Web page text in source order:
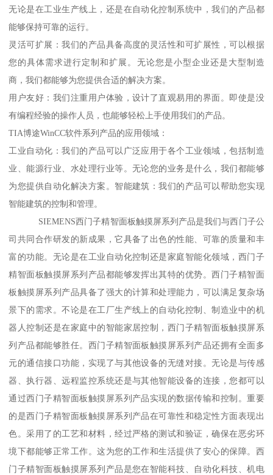
无论是在工业生产线上，还是在自动化控制系统中，我们的产品都
能够保持可靠的运行。
灵活可扩展：我们的产品具备高度的灵活性和可扩展性，可以根据
您的具体需求进行定制和扩展。无论您是小型企业还是大型制造
商，我们都能够为您提供合适的解决方案。
用户友好：我们注重用户体验，设计了直观易用的界面。即使是没
有编程经验的操作人员，也能够轻松上手使用我们的产品。
TIA博途WinCC软件系列产品的应用领域：
工业自动化：我们的产品可以广泛应用于各个工业领域，包括制造
业、能源行业、水处理行业等。无论您的业务是什么，我们都能够
为您提供自动化解决方案。智能建筑：我们的产品可以帮助您实现
智能建筑的控制和管理。
SIEMENS西门子精智面板触摸屏系列产品是我们与西门子公
司共同合作研发的新成果，它具备了出色的性能、可靠的质量和丰
富的功能。无论是在工业自动化控制还是家庭智能化领域，西门子
精智面板触摸屏系列产品都能够发挥出其特的优势。西门子精智面
板触摸屏系列产品具备了强大的计算和处理能力，可以满足复杂场
景下的需求。不论是在工厂生产线上的自动化控制、制造业中的机
器人控制还是在家庭中的智能家居控制，西门子精智面板触摸屏系
列产品都能够胜任。西门子精智面板触摸屏系列产品还拥有全面多
元的通信接口功能，实现了与其他设备的无缝对接。无论是与传感
器、执行器、远程监控系统还是与其他智能设备的连接，您都可以
通过西门子精智面板触摸屏系列产品实现的数据传输和控制。重要
的是西门子精智面板触摸屏系列产品在可靠性和稳定性方面表现出
色。采用了的工艺和材料，经过严格的测试和验证，确保在恶劣环
境下都能够正常工作。这为您的工作和生活提供了安心的保障。西
门子精智面板触摸屏系列产品是您在智能科技、自动化科技、机电